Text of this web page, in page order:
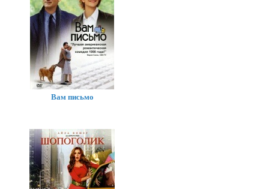
Вам письмо